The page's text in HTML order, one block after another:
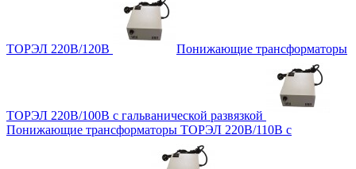
ТОРЭЛ 220В/120В Понижающие трансформаторы
ТОРЭЛ 220В/100В с гальванической развязкой
Понижающие трансформаторы ТОРЭЛ 220В/110В с